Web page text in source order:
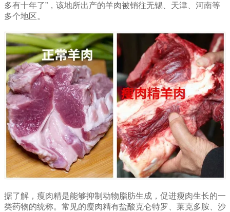
多有十年了”，该地所出产的羊肉被销往无锡、天津、河南等
多个地区。
据了解，瘦肉精是能够抑制动物脂肪生成，促进瘦肉生长的一
类药物的统称。常见的瘦肉精有盐酸克仑特罗、莱克多胺、沙